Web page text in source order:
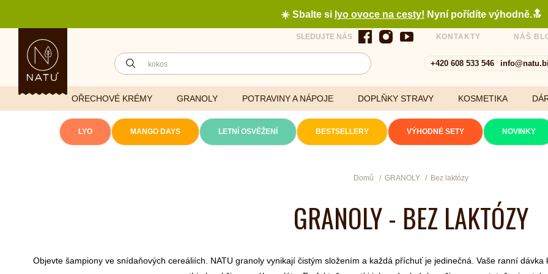
☀️ Sbalte si lyo ovoce na cesty! Nyní pořídíte výhodně.🔝
SLEDUJTE NÁS KONTAKTY NÁŠ
+420 608 533 546
OŘECHOVÉ KRÉMY GRANOLY
(aktuální)
POTRAVINY A NÁPOJE
Cereálie a vločky
DOPLŇKY STRAVY
Přírodní extrakty
KOSMETIKA
LYO MANGO DAYS LETNÍ OSVĚŽENÍ BESTSELLERY VÝHODNÉ SETY NOVINKY
Domů GRANOLY Bez laktózy
GRANOLY - BEZ LAKTÓZY
Objevte šampiony ve snídaňových cereáliích. NATU granoly vynikají čistým složením a každá příchuť je jedinečná. Vaše ranní